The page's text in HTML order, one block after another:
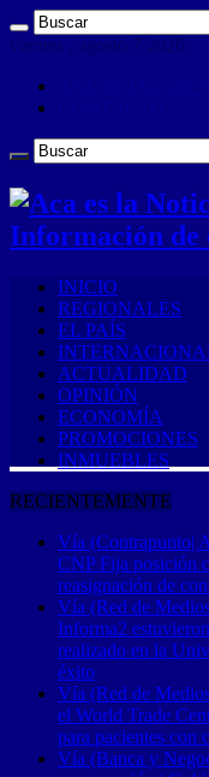
viernes , agosto 7 2026
Información
INICIO
REGIONALES
EL PAÍS
ACTUALIDAD
OPINIÓN
ECONOMÍA
PROMOCIONES
INMUEBLES
RECIENTEMENTE
Vía (Contrapunto|
CNP Fija posición
reasignación de
Vía (Red de
Informa2
realizado en la
éxito
Vía (Red de
el World Trade
para pacientes con
Vía (Banca y